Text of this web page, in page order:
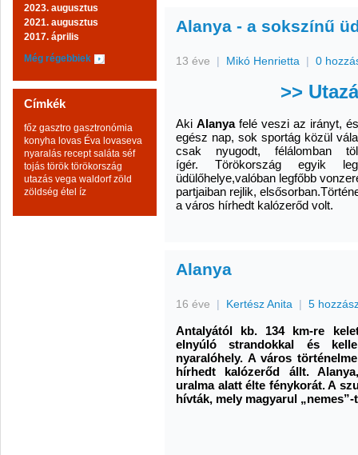
2023. augusztus
2021. augusztus
2017. április
Még régebbiek
Címkék
főz gasztro gasztronómia
konyha lovas Éva lovaseva
nyaralás recept saláta séf
tojás török törökország
utazás vega waldorf zöld
zöldség étel íz
Alanya - a sokszínű
13 éve | Mikó Henrietta | 0
>>
Aki Alanyafelé veszi az irányt,
egész nap, sok sportág közül
csak nyugodt, félálomban
ígér. Törökország egyik
üdülőhelye,valóban legfőbb
partjaiban rejlik,
a város hírhedt kalózerőd volt.
Alanya
16 éve | Kertész Anita | 5
Antalyától kb. 134 km-re
elnyúló strandokkal és
nyaralóhely. A város
hírhedt kalózerőd állt.
uralma alatt élte fénykorát. A
hívták, mely magyarul „nemes”-